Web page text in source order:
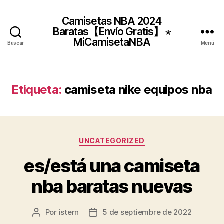
Buscar
Camisetas NBA 2024
Baratas【Envío Gratis】 ⋆
MiCamisetaNBA
Menú
Etiqueta: camiseta nike equipos nba
Categorías
UNCATEGORIZED
es/está una camiseta
nba baratas nuevas
Autor
Por istern
Fecha5 de septiembre de 2022